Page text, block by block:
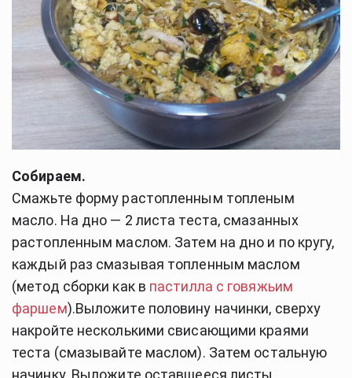
Собираем.
Смажьте форму растопленным топленым
масло. На дно — 2 листа теста, смазанных
растопленным маслом. Затем на дно и по кругу,
каждый раз смазывая топленным маслом
(метод сборки как в пастилла с говяжьим
фаршем).Выложите половину начинки, сверху
накройте несколькими свисающими краями
теста (смазывайте маслом). Затем остальную